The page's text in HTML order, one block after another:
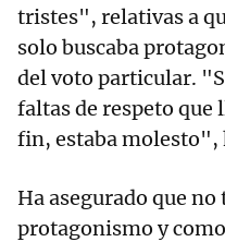
tristes", relativas a
solo buscaba
del voto particular.
faltas de respeto que
fin, estaba molesto",
Ha asegurado que
protagonismo y